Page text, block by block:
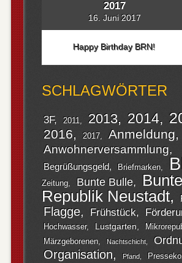
2017
16. Juni 2017
Happy Birthday BRN!
SCHLAGWÖRTER
3F 2011 2013 2014
2016 2017 Anmeldung
Anwohnerversammlung
Begrüßungsgeld Briefmarken
Zeitung
Bunte Bulle
Bunte
Republik Neustadt
Flagge Frühstück
Hochwasser Lustgarten
Märzgeborenen
Nachtschicht
Organisation Pfand